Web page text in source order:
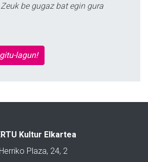
be gugaz bat egin gura
lagun!
Kultur Elkartea
Herriko Plaza, 24, 2